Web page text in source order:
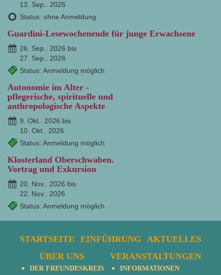
13. Sep.. 2026
Status: ohne Anmeldung
Guardini-Lesewochenende für junge Erwachsene
26. Sep.. 2026 bis
27. Sep.. 2026
Status: Anmeldung möglich
Autonomie im Alter -
pflegerische, spirituelle und
anthropologische Aspekte
9. Okt.. 2026 bis
10. Okt.. 2026
Status: Anmeldung möglich
Klosterland Oberschwaben.
Vortrag und Exkursion
20. Nov.. 2026 bis
22. Nov.. 2026
Status: Anmeldung möglich
STARTSEITE EINFÜHRUNG
AKTUELLES
ÜBER UNS
DER FREUNDESKREIS
VERANSTALTUNGEN
INFORMATIONEN